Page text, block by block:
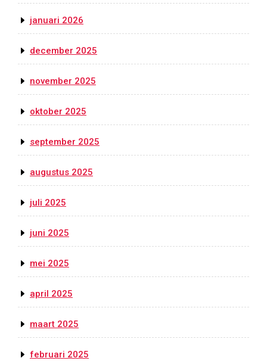
januari 2026
december 2025
november 2025
oktober 2025
september 2025
augustus 2025
juli 2025
juni 2025
mei 2025
april 2025
maart 2025
februari 2025